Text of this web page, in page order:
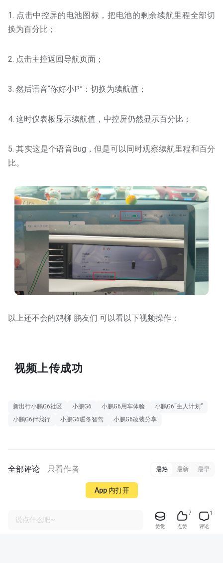
1. 点击中控屏的电池图标，把电池的剩余续航里程全部切
换为百分比；
2. 点击主控返回导航页面；
3. 然后语音“你好小P”：切换为续航值；
4. 这时仪表板显示续航值，中控屏仍然显示百分比；
5. 其实这是个语音Bug，但是可以同时观察续航里程和百分
比。
以上还不会的鸡柳 鹏友们 可以看以下视频操作：
视频上传成功
新出行小鹏G6社区 小鹏G6 小鹏G6用车体验
小鹏G6“生人计划”
小鹏G6伴我行
小鹏G6暖冬智驾 小鹏G6改装分享
全部评论 只看作者 最热 最新 最早
App 内打开
说点什么吧~
赞赏
7
点赞
1
评论